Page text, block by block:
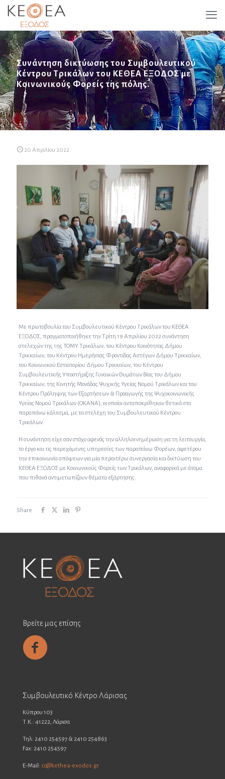
Συνάντηση δικτύωσης του Συμβουλευτικού
Κέντρου Τρικάλων του ΚΕΘΕΑ ΕΞΟΔΟΣ με
Κοινωνικούς Φορείς της πόλης.
20 Απριλίου 2022
Με πρωτοβουλία του Συμβουλευτικού Κέντρου Τρικάλων του ΚΕΘΕΑ
ΕΞΟΔΟΣ, πραγματοποιήθηκε την Τρίτη 19 Απριλίου 2022 συνάντηση
στελεχών της 1ης ΤΟΜΥ Τρικάλων, του Κέντρου Κοινότητας Δήμου
Τρικκαίων, του Κέντρου Ημερήσιας Φροντίδας Αστέγων Δήμου Τρικκαίων,
του Κοινωνικού Εστιατορίου Δήμου Τρικκαίων, του Κέντρου
Συμβουλευτικής Υποστήριξης Γυναικών Θυμάτων Βίας του Δήμου
Τρικκαίων, της Κινητής Μονάδας Ψυχικής Υγείας Νομού Τρικάλων και του
Κέντρου Πρόληψης των Εξαρτήσεων & Προαγωγής της Ψυχοκοινωνικής
Υγείας Νομού Τρικάλων (ΟΚΑΝΑ), οι οποίοι ανταποκρίθηκαν θετικά στο
παραπάνω κάλεσμα, με τα στελέχη του Συμβουλευτικού Κέντρου
Τρικάλων.
Η συνάντηση είχε σαν στόχο αφενός την αλληλοενημέρωση για τη λειτουργία,
το έργο και τις παρεχόμενες υπηρεσίες των παραπάνω Φορέων, αφετέρου
την επικοινωνία απόψεων για μία περαιτέρω συνεργασία και δικτύωση του
ΚΕΘΕΑ ΕΞΟΔΟΣ με Κοινωνικούς Φορείς των Τρικάλων, αναφορικά με άτομα
που πιθανά αντιμετωπίζουν θέματα εξάρτησης.
Share
Βρείτε μας επίσης
Συμβουλευτικό Κέντρο Λάρισας
Κύπρου 103
Τ.Κ.: 41222, Λάρισα
Τηλ: 2410 254597 & 2410 254863
Fax: 2410 254597
E-Mail: cc@kethea-exodos.gr